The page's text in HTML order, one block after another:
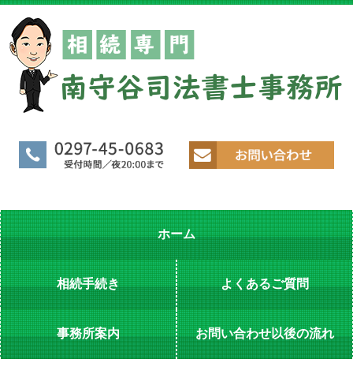
ホーム
相続手続き よくあるご質問
事務所案内 お問い合わせ以後の流れ